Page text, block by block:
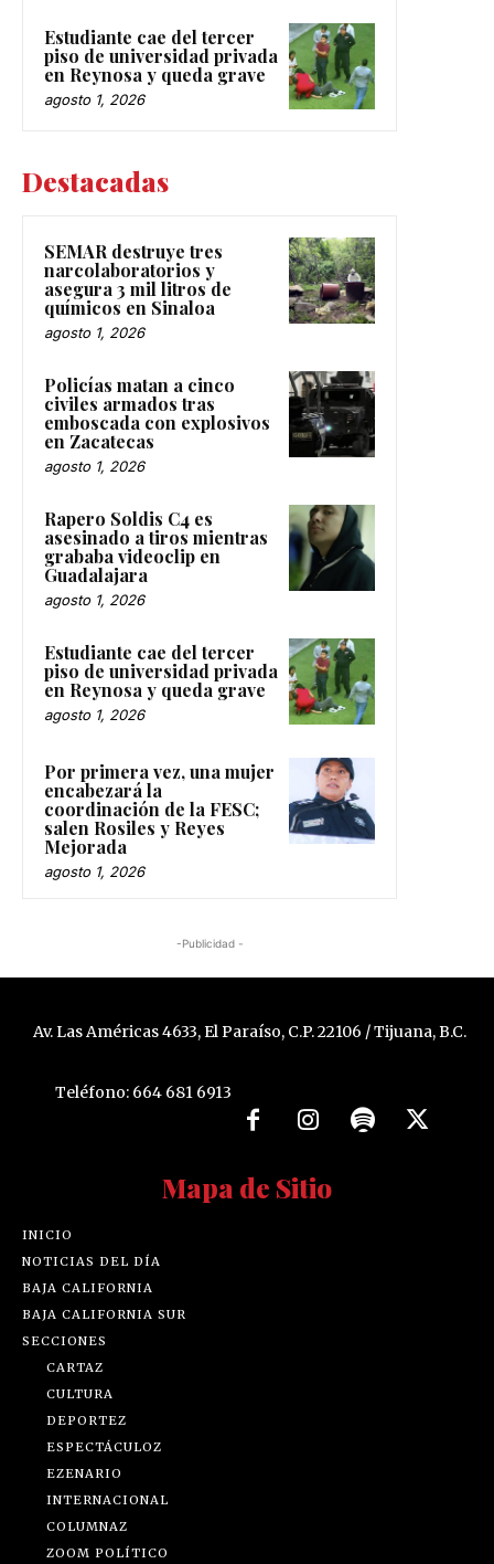
Estudiante cae del tercer
piso de universidad privada
en Reynosa y queda grave
agosto 1, 2026
Destacadas
SEMAR destruye tres
narcolaboratorios y
asegura 3 mil litros de
químicos en Sinaloa
agosto 1, 2026
Policías matan a cinco
civiles armados tras
emboscada con explosivos
en Zacatecas
agosto 1, 2026
Rapero Soldis C4 es
asesinado a tiros mientras
grababa videoclip en
Guadalajara
agosto 1, 2026
Estudiante cae del tercer
piso de universidad privada
en Reynosa y queda grave
agosto 1, 2026
Por primera vez, una mujer
encabezará la
coordinación de la FESC;
salen Rosiles y Reyes
Mejorada
agosto 1, 2026
-Publicidad -
Av. Las Américas 4633, El Paraíso, C.P. 22106 / Tijuana, B.C.
Teléfono: 664 681 6913
Mapa de Sitio
INICIO
NOTICIAS DEL DÍA
BAJA CALIFORNIA
BAJA CALIFORNIA SUR
SECCIONES
CARTAZ
CULTURA
DEPORTEZ
ESPECTÁCULOZ
EZENARIO
INTERNACIONAL
COLUMNAZ
ZOOM POLÍTICO